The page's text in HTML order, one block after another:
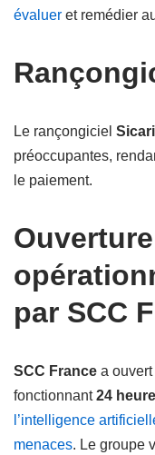
évaluer et remédier
Le rançongiciel
préoccupantes,
le paiement.
par SCC
SCC France a
fonctionnant24
l’intelligence
menaces. Le groupe